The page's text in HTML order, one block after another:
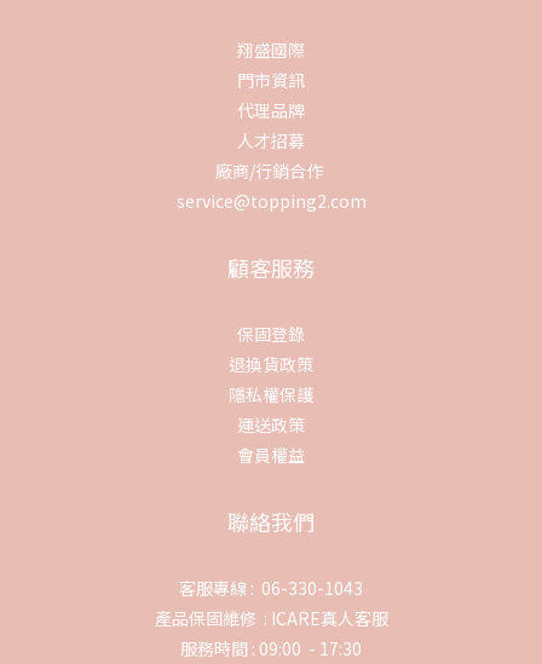
翔盛國際
門市資訊
代理品牌
人才招募
廠商/行銷合作
service@topping2.com
顧客服務
保固登錄
退換貨政策
隱私權保護
運送政策
會員權益
聯絡我們
客服專線 : 06-330-1043
產品保固維修 : ICARE真人客服
服務時間 : 09:00 - 17:30